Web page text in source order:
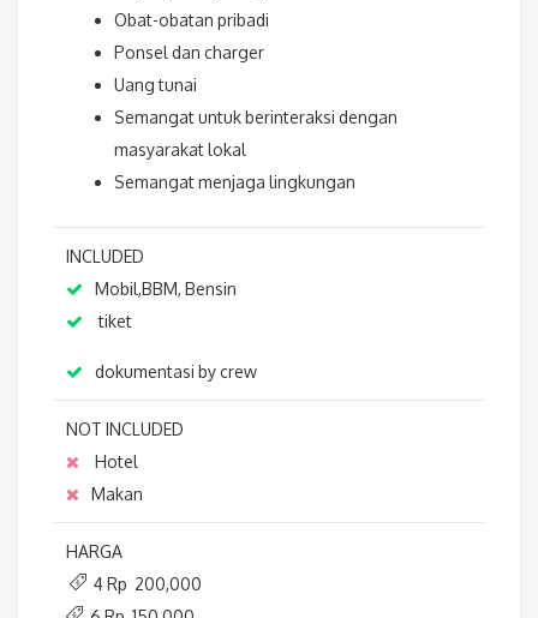
Obat-obatan pribadi
Ponsel dan charger
Uang tunai
Semangat untuk berinteraksi dengan
masyarakat lokal
Semangat menjaga lingkungan
INCLUDED
Mobil,BBM, Bensin
tiket
dokumentasi by crew
NOT INCLUDED
Hotel
Makan
HARGA
4 Rp 200,000